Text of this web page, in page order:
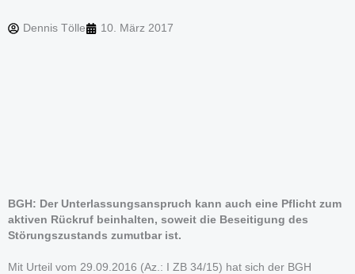
Dennis Tölle 10. März 2017
BGH: Der Unterlassungsanspruch kann auch eine Pflicht zum
aktiven Rückruf beinhalten, soweit die Beseitigung des
Störungszustands zumutbar ist.
Mit Urteil vom 29.09.2016 (Az.: I ZB 34/15) hat sich der BGH